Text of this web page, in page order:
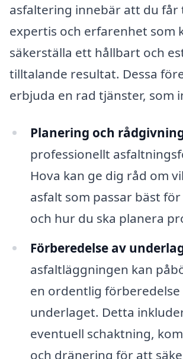
asfaltering innebär att du får
expertis och erfarenhet som
säkerställa ett hållbart och
tilltalande resultat. Dessa
erbjuda en rad tjänster, som
Planering och
professionellt
Hova kan ge dig råd om
asfalt som passar bäst
och hur du ska planera
Förberedelse av
asfaltläggningen kan
en ordentlig förberedelse
underlaget. Detta
eventuell schaktning,
och dränering för att